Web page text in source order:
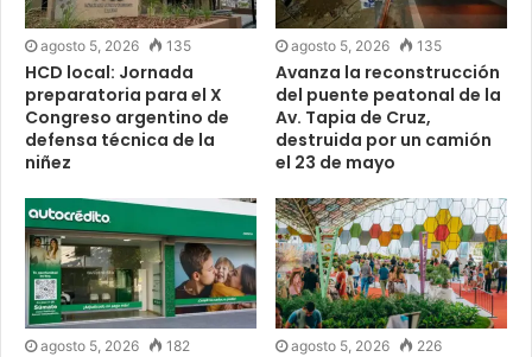
agosto 5, 2026 135
HCD local: Jornada
preparatoria para el X
Congreso argentino de
defensa técnica de la
niñez
agosto 5, 2026 135
Avanza la reconstrucción
del puente peatonal de la
Av. Tapia de Cruz,
destruida por un camión
el 23 de mayo
agosto 5, 2026 182 agosto 5, 2026 226